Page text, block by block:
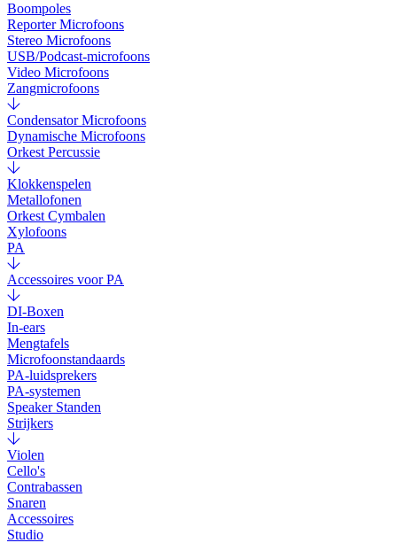
Boompoles
Reporter Microfoons
Stereo Microfoons
USB/Podcast-microfoons
Video Microfoons
Zangmicrofoons
Condensator Microfoons
Dynamische Microfoons
Orkest Percussie
Klokkenspelen
Metallofonen
Orkest Cymbalen
Xylofoons
PA
Accessoires voor PA
DI-Boxen
In-ears
Mengtafels
Microfoonstandaards
PA-luidsprekers
PA-systemen
Speaker Standen
Strijkers
Violen
Cello's
Contrabassen
Snaren
Accessoires
Studio